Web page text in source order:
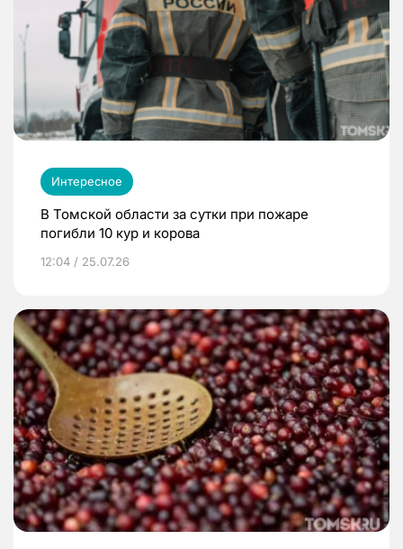
Интересное
В Томской области за сутки при пожаре
погибли 10 кур и корова
12:04 / 25.07.26